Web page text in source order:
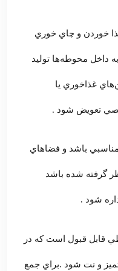
غذا خوردن و چاي خوري
داخل محوطه‌ها توليد
غذاخوري يا
تعويض شود .
مناسبي باشد و فضاهاي
گرفته شده باشد
شود .
قابل قبول است كه در
و نت شود .براي جمع